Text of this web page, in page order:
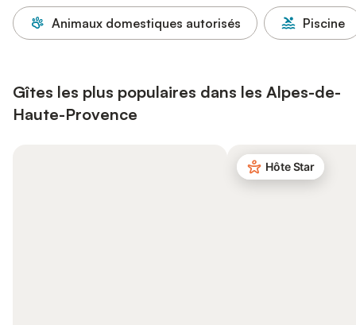
Animaux domestiques autorisés Piscine
Gîtes les plus populaires dans les Alpes-de-
Haute-Provence
Hôte Star